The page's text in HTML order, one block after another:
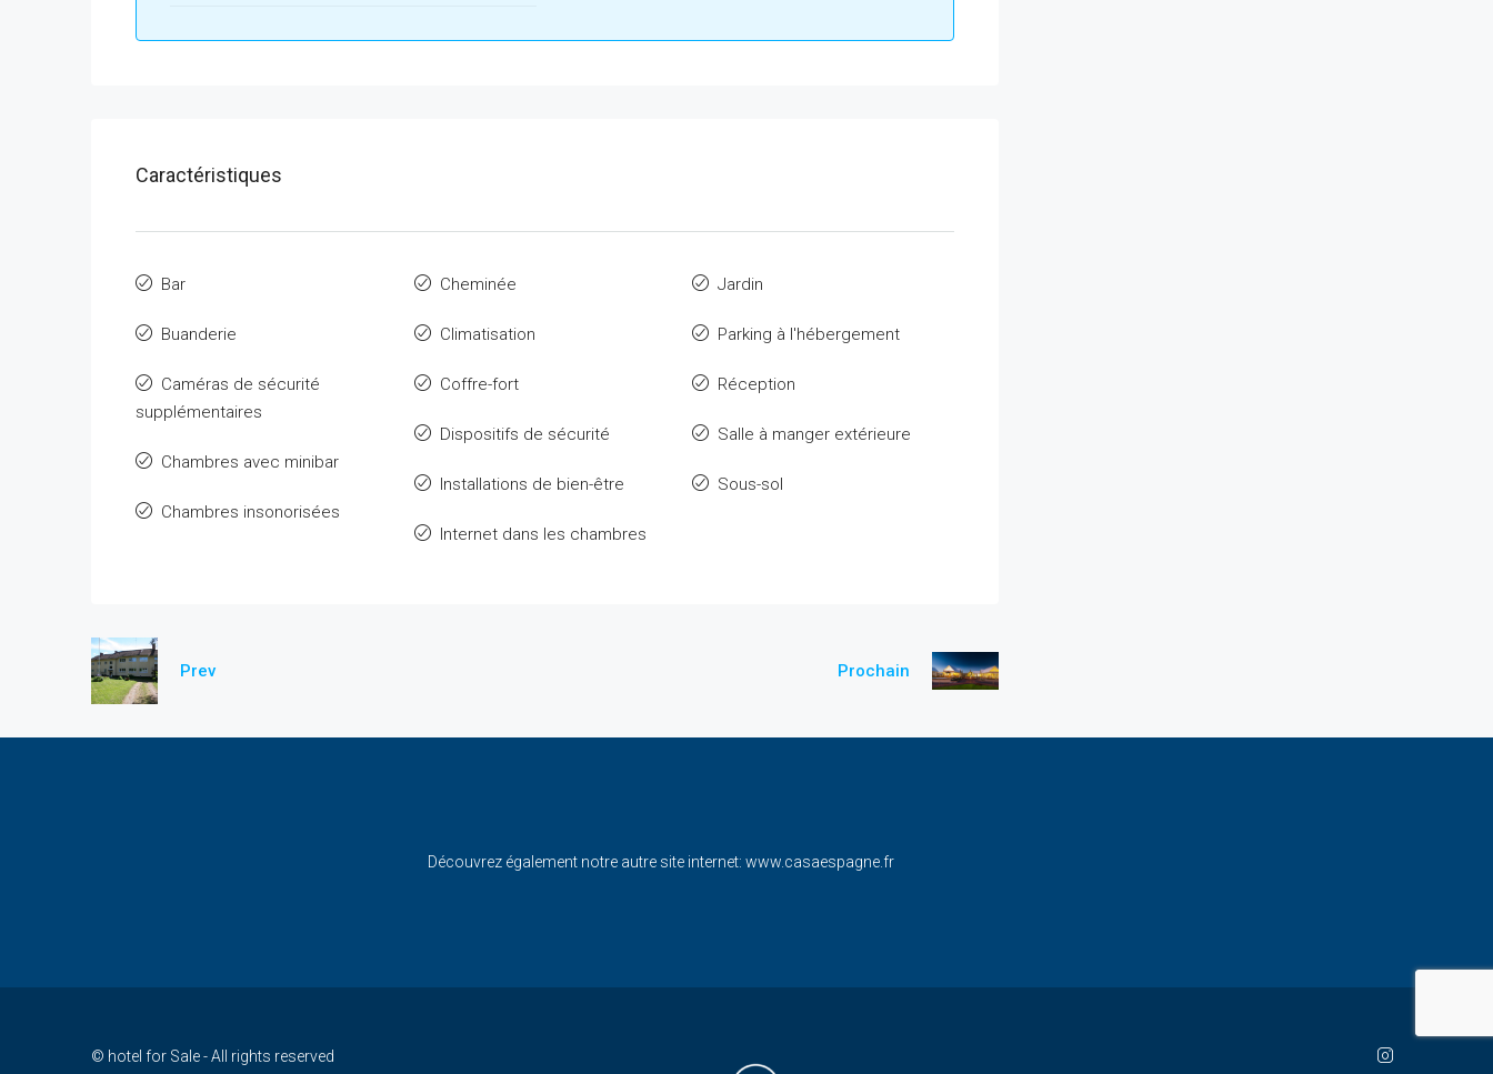
Caractéristiques
Bar
Buanderie
Caméras de sécurité
supplémentaires
Chambres avec minibar
Chambres insonorisées
Cheminée
Climatisation
Coffre-fort
Dispositifs de sécurité
Installations de bien-être
Internet dans les chambres
Jardin
Parking à l'hébergement
Réception
Salle à manger extérieure
Sous-sol
Prev Prochain
Découvrez également notre autre site internet: www.casaespagne.fr
© hotel for Sale - All rights reserved